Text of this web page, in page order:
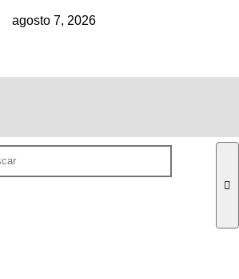
agosto 7, 2026